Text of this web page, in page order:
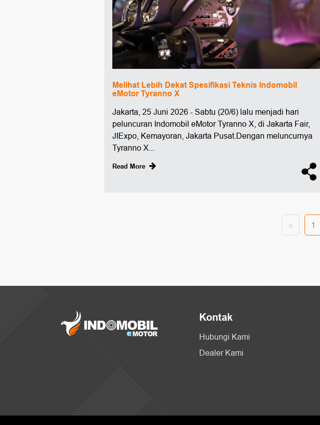
Melihat Lebih Dekat Spesifikasi Teknis Indomobil
eMotor Tyranno X
Jakarta, 25 Juni 2026 - Sabtu (20/6) lalu menjadi hari
peluncuran Indomobil eMotor Tyranno X, di Jakarta Fair,
JIExpo, Kemayoran, Jakarta Pusat.Dengan meluncurnya
Tyranno X...
Read More
« 1
Kontak
Hubungi Kami
Dealer Kami